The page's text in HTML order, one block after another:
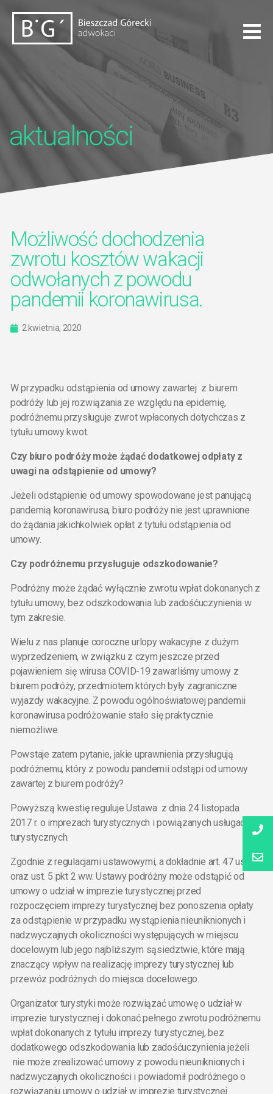
aktualności
Możliwość dochodzenia
zwrotu kosztów wakacji
odwołanych z powodu
pandemii koronawirusa.
2 kwietnia, 2020
W przypadku odstąpienia od umowy zawartej z biurem
podróży lub jej rozwiązania ze względu na epidemię,
podróżnemu przysługuje zwrot wpłaconych dotychczas z
tytułu umowy kwot.
Czy biuro podróży może żądać dodatkowej odpłaty z
uwagi na odstąpienie od umowy?
Jeżeli odstąpienie od umowy spowodowane jest panującą
pandemią koronawirusa, biuro podróży nie jest uprawnione
do żądania jakichkolwiek opłat z tytułu odstąpienia od
umowy.
Czy podróżnemu przysługuje odszkodowanie?
Podróżny może żądać wyłącznie zwrotu wpłat dokonanych z
tytułu umowy, bez odszkodowania lub zadośćuczynienia w
tym zakresie.
Wielu z nas planuje coroczne urlopy wakacyjne z dużym
wyprzedzeniem, w związku z czym jeszcze przed
pojawieniem się wirusa COVID-19 zawarliśmy umowy z
biurem podróży, przedmiotem których były zagraniczne
wyjazdy wakacyjne. Z powodu ogólnoświatowej pandemii
koronawirusa podróżowanie stało się praktycznie
niemożliwe.
Powstaje zatem pytanie, jakie uprawnienia przysługują
podróżnemu, który z powodu pandemii odstąpi od umowy
zawartej z biurem podróży?
Powyższą kwestię reguluje Ustawa z dnia 24 listopada
2017 r. o imprezach turystycznych i powiązanych usługach
turystycznych.
Zgodnie z regulacjami ustawowymi, a dokładnie art. 47 ust. 4
oraz ust. 5 pkt 2 ww. Ustawy podróżny może odstąpić od
umowy o udział w imprezie turystycznej przed
rozpoczęciem imprezy turystycznej bez ponoszenia opłaty
za odstąpienie w przypadku wystąpienia nieuniknionych i
nadzwyczajnych okoliczności występujących w miejscu
docelowym lub jego najbliższym sąsiedztwie, które mają
znaczący wpływ na realizację imprezy turystycznej lub
przewóz podróżnych do miejsca docelowego.
Organizator turystyki może rozwiązać umowę o udział w
imprezie turystycznej i dokonać pełnego zwrotu podróżnemu
wpłat dokonanych z tytułu imprezy turystycznej, bez
dodatkowego odszkodowania lub zadośćuczynienia jeżeli
nie może zrealizować umowy z powodu nieuniknionych i
nadzwyczajnych okoliczności i powiadomił podróżnego o
rozwiązaniu umowy o udział w imprezie turystycznej